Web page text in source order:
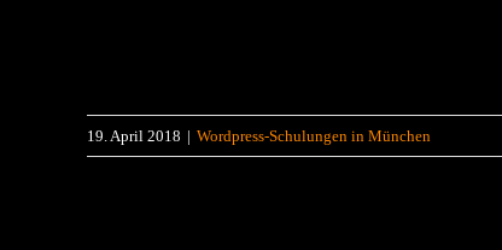
19. April 2018 | Wordpress-Schulungen in München